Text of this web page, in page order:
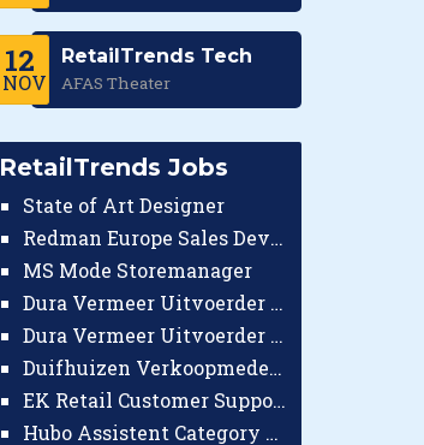
12
NOV
RetailTrends Tech
AFAS Theater
RetailTrends Jobs
State of Art Designer
Redman Europe Sales Developer (Europe)
MS Mode Storemanager
Dura Vermeer Uitvoerder GWW Amsterdam
Dura Vermeer Uitvoerder Civiel Nijmegen
Duifhuizen Verkoopmedewerker Ridderkerk
EK Retail Customer Support Omnichannel
Hubo Assistent Category Manager